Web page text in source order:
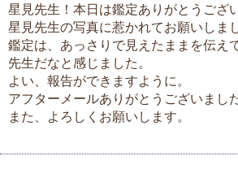
星見先生！本日は鑑定ありがとうござ
星見先生の写真に惹かれてお願いしま
鑑定は、あっさりで見えたままを伝え
先生だなと感じました。
よい、報告ができますように。
アフターメールありがとうございまし
また、よろしくお願いします。